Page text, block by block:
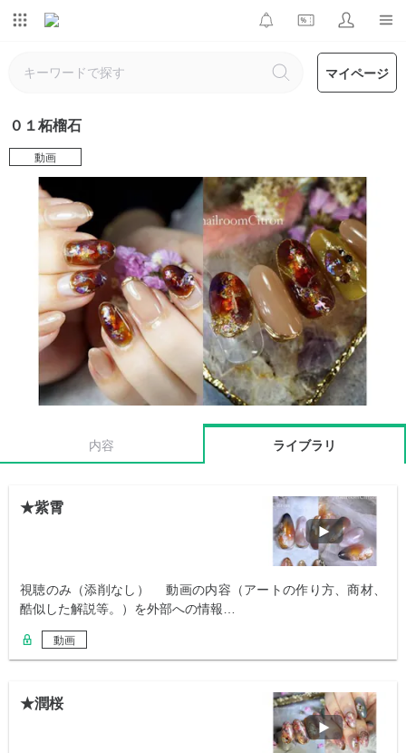
マイページ
０１柘榴石
動画
内容 ライブラリ
★紫霄
視聴のみ（添削なし） 動画の内容（アートの作り方、商材、
酷似した解説等。）を外部への情報…
動画
★潤桜